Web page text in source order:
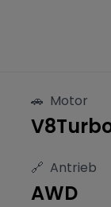
🚗 Motor
🔗 Antrieb
AWD